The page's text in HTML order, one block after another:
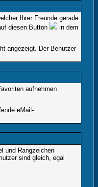
Ihrer Freunde gerade
diesen Button
in dem
angezeigt. Der Benutzer
aufnehmen
eMail-
und Rangzeichen
sind gleich, egal